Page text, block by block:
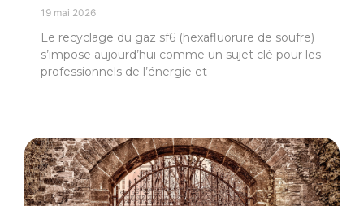
19 mai 2026
Le recyclage du gaz sf6 (hexafluorure de soufre)
s’impose aujourd’hui comme un sujet clé pour les
professionnels de l’énergie et